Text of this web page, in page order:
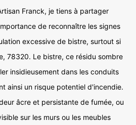
Franck, je tiens à partager
de reconnaître les signes
excessive de bistre, surtout si
78320. Le bistre, ce résidu sombre
insidieusement dans les conduits
ainsi un risque potentiel d'incendie.
âcre et persistante de fumée, ou
sur les murs ou les meubles